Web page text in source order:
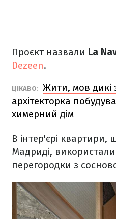
Проєкт назвали La
Dezeen.
ЦІКАВО: Жити, мов дикі
архітекторка
химерний дім
В інтер'єрі
Мадриді,
перегородки з